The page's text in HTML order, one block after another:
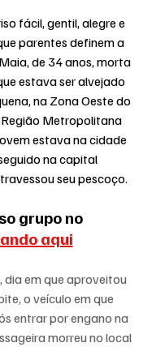
fácil, gentil, alegre e
parentes definem a
de 34 anos, morta
estava ser alvejado
na Zona Oeste do
Região Metropolitana
estava na cidade
na capital
seu pescoço.
grupo no
aqui
dia em que aproveitou
o veículo em que
entrar por engano na
morreu no local